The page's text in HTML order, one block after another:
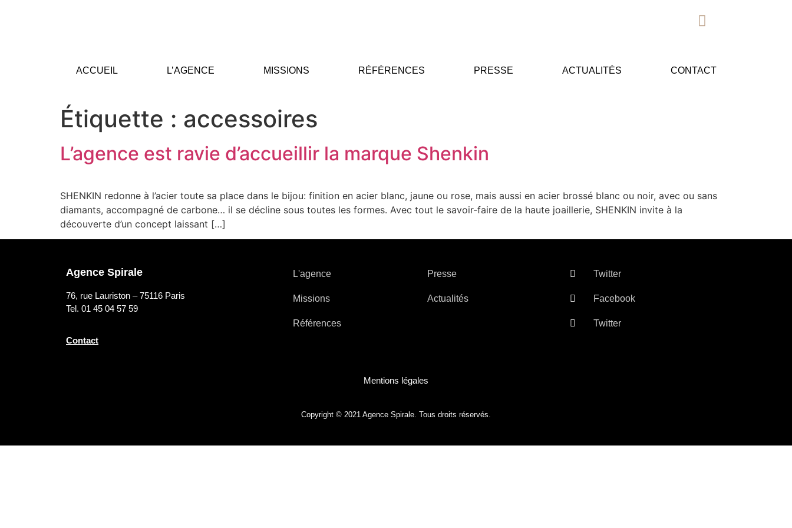
ACCUEIL L’AGENCE MISSIONS RÉFÉRENCES PRESSE ACTUALITÉS CONTACT
Étiquette : accessoires
L’agence est ravie d’accueillir la marque Shenkin
SHENKIN redonne à l’acier toute sa place dans le bijou: finition en acier blanc, jaune ou rose, mais aussi en acier brossé blanc ou noir, avec ou sans
diamants, accompagné de carbone… il se décline sous toutes les formes. Avec tout le savoir-faire de la haute joaillerie, SHENKIN invite à la
découverte d’un concept laissant […]
Agence Spirale
76, rue Lauriston – 75116 Paris
Tel. 01 45 04 57 59
Contact
L'agence
Missions
Références
Presse
Actualités
Twitter
Facebook
Twitter
Mentions légales
Copyright © 2021 Agence Spirale. Tous droits réservés.